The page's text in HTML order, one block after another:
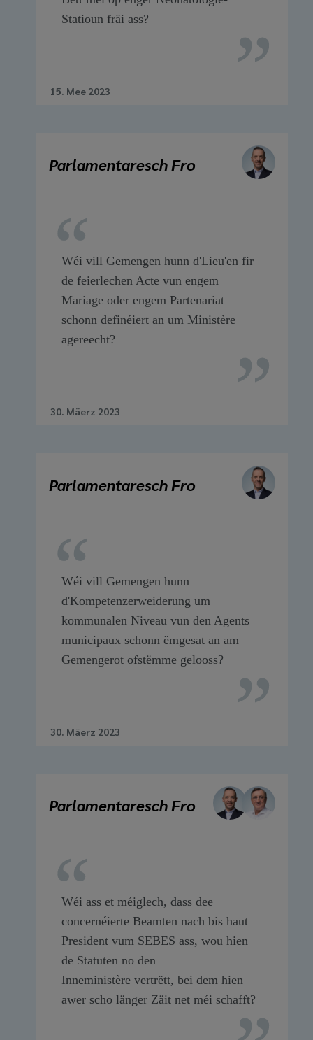
Statioun fräi ass?
15. Mee 2023
Parlamentaresch Fro
Wéi vill Gemengen hunn d'Lieu'en fir
de feierlechen Acte vun engem
Mariage oder engem Partenariat
schonn definéiert an um Ministère
agereecht?
30. Mäerz 2023
Parlamentaresch Fro
Wéi vill Gemengen hunn
d'Kompetenzerweiderung um
kommunalen Niveau vun den Agents
municipaux schonn ëmgesat an am
Gemengerot ofstëmme gelooss?
30. Mäerz 2023
Parlamentaresch Fro
Wéi ass et méiglech, dass dee
concernéierte Beamten nach bis haut
President vum SEBES ass, wou hien
de Statuten no den
Inneministère vertrëtt, bei dem hien
awer scho länger Zäit net méi schafft?